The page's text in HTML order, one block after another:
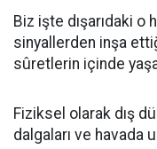
​Biz işte dışarıdaki
sinyallerden inşa
sûretlerin içinde
Fiziksel olarak dış
dalgaları ve havada